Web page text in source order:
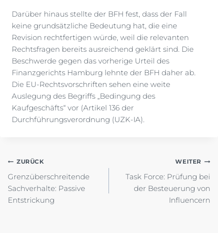
Darüber hinaus stellte der BFH fest, dass der Fall
keine grundsätzliche Bedeutung hat, die eine
Revision rechtfertigen würde, weil die relevanten
Rechtsfragen bereits ausreichend geklärt sind. Die
Beschwerde gegen das vorherige Urteil des
Finanzgerichts Hamburg lehnte der BFH daher ab.
Die EU-Rechtsvorschriften sehen eine weite
Auslegung des Begriffs „Bedingung des
Kaufgeschäfts“ vor (Artikel 136 der
Durchführungsverordnung (UZK-IA).
Beitragsnavigation
ZURÜCK
Grenzüberschreitende
Sachverhalte: Passive
Entstrickung
WEITER
Task Force: Prüfung bei
der Besteuerung von
Influencern